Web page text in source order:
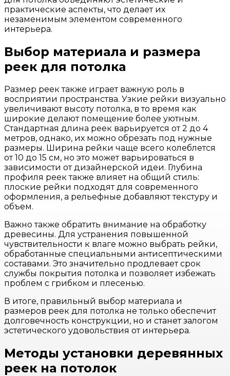
практические аспекты, что делает их
незаменимым элементом современного
интерьера.
Выбор материала и размера
реек для потолка
Размер реек также играет важную роль в
восприятии пространства. Узкие рейки визуально
увеличивают высоту потолка, в то время как
широкие делают помещение более уютным.
Стандартная длина реек варьируется от 2 до 4
метров, однако, их можно обрезать под нужные
размеры. Ширина рейки чаще всего колеблется
от 10 до 15 см, но это может варьироваться в
зависимости от дизайнерской идеи. Глубина
профиля реек также влияет на общий стиль:
плоские рейки подходят для современного
оформления, а рельефные добавляют текстуру и
объем.
Важно также обратить внимание на обработку
древесины. Для устранения повышенной
чувствительности к влаге можно выбрать рейки,
обработанные специальными антисептическими
составами. Это значительно продлевает срок
службы покрытия потолка и позволяет избежать
проблем с грибком и плесенью.
В итоге, правильный выбор материала и
размеров реек для потолка не только обеспечит
долговечность конструкции, но и станет залогом
эстетического удовольствия от интерьера.
Методы установки деревянных
реек на потолок